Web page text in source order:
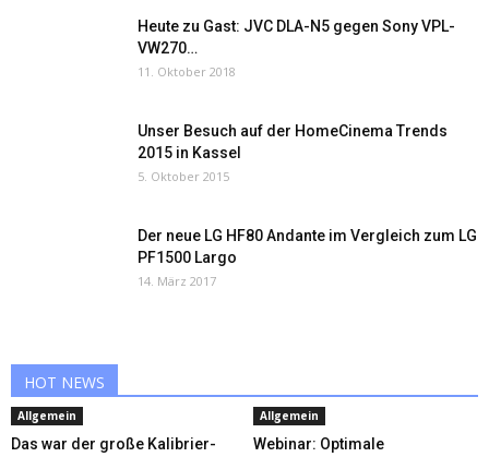
Heute zu Gast: JVC DLA-N5 gegen Sony VPL-
VW270…
11. Oktober 2018
Unser Besuch auf der HomeCinema Trends
2015 in Kassel
5. Oktober 2015
Der neue LG HF80 Andante im Vergleich zum LG
PF1500 Largo
14. März 2017
HOT NEWS
Allgemein
Das war der große Kalibrier-
Allgemein
Webinar: Optimale